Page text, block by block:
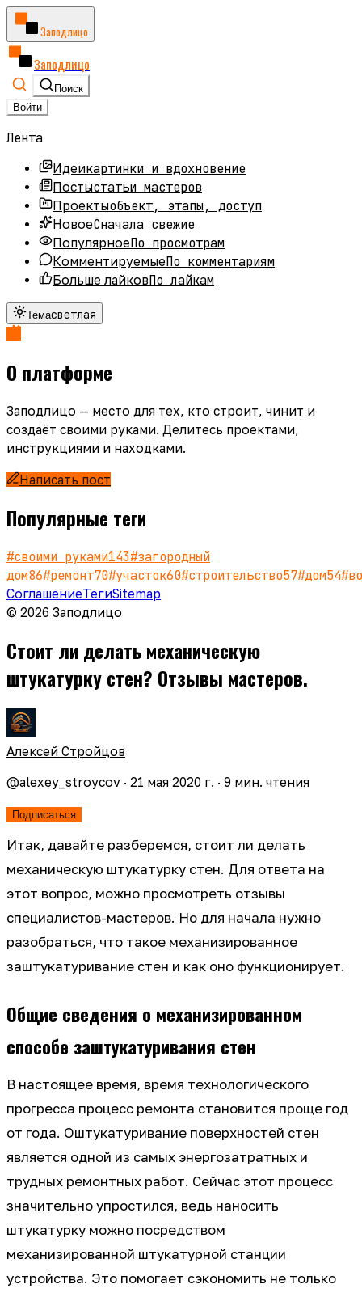
Заподлицо
Заподлицо
Поиск
Войти
Лента
Идеикартинки и вдохновение
Постыстатьи мастеров
Проектыобъект, этапы, доступ
НовоеСначала свежие
ПопулярноеПо просмотрам
КомментируемыеПо комментариям
Больше лайковПо лайкам
Темасветлая
О платформе
Заподлицо — место для тех, кто строит, чинит и
создаёт своими руками. Делитесь проектами,
инструкциями и находками.
Написать пост
Популярные теги
#своими руками143#загородный
дом86#ремонт70#участок60#строительство57#дом54#
СоглашениеТегиSitemap
© 2026 Заподлицо
Стоит ли делать механическую
штукатурку стен? Отзывы мастеров.
Алексей Стройцов
@alexey_stroycov · 21 мая 2020 г. · 9 мин. чтения
Подписаться
Итак, давайте разберемся, стоит ли делать
механическую штукатурку стен. Для ответа на
этот вопрос, можно просмотреть отзывы
специалистов-мастеров. Но для начала нужно
разобраться, что такое механизированное
заштукатуривание стен и как оно функционирует.
Общие сведения о механизированном
способе заштукатуривания стен
В настоящее время, время технологического
прогресса процесс ремонта становится проще год
от года. Оштукатуривание поверхностей стен
является одной из самых энергозатратных и
трудных ремонтных работ. Сейчас этот процесс
значительно упростился, ведь наносить
штукатурку можно посредством
механизированной штукатурной станции
устройства. Это помогает сэкономить не только